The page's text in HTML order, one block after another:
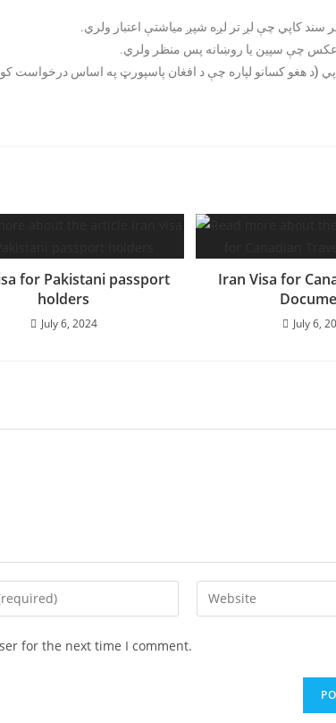
سند کاپي چې لږ تر لږه شپږ مياشتې اعتبار ولري.
عکس چې سپين يا روښانه پس منظر ولري.
(د هغو کسانو لپاره چې د افغان پاسپورټ په اساس درخواست
for Pakistani passport
holders
July 6, 2024
Iran Visa for
July 6,
for the next time I comment.